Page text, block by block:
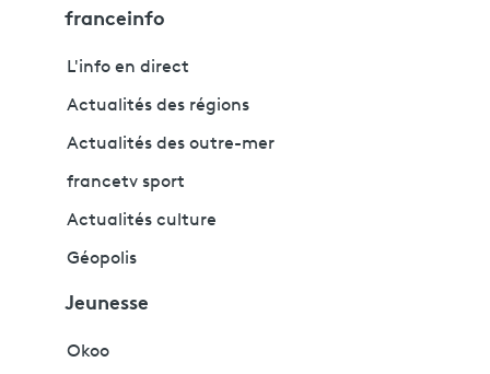
franceinfo
L'info en direct
Actualités des régions
Actualités des outre-mer
francetv sport
Actualités culture
Géopolis
Jeunesse
Okoo